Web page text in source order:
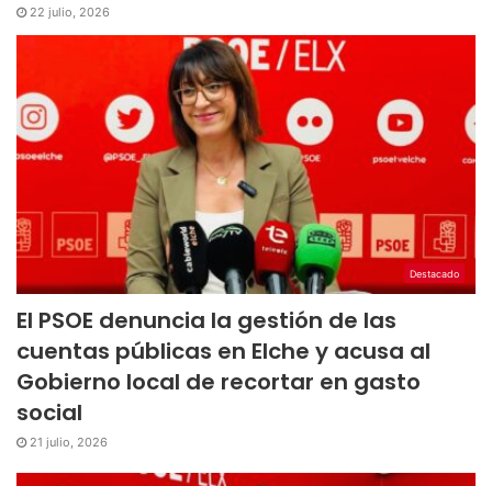
22 julio, 2026
Destacado
El PSOE denuncia la gestión de las
cuentas públicas en Elche y acusa al
Gobierno local de recortar en gasto
social
21 julio, 2026